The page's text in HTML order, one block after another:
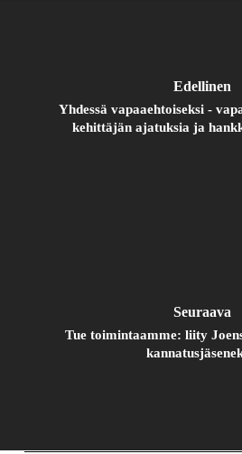
Edellinen
Yhdessä vapaaehtoiseksi -
kehittäjän ajatuksia ja
Seuraava
Tue toimintaamme: liity